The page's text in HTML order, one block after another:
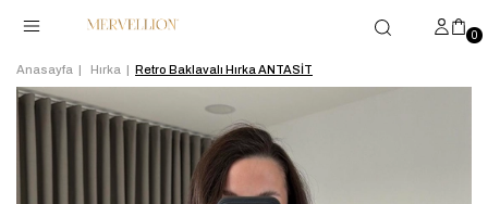
0
Anasayfa Hırka Retro Baklavalı Hırka ANTASİT